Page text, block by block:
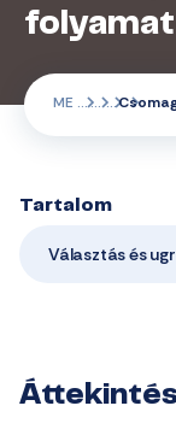
ME
Tartalom
Választás és